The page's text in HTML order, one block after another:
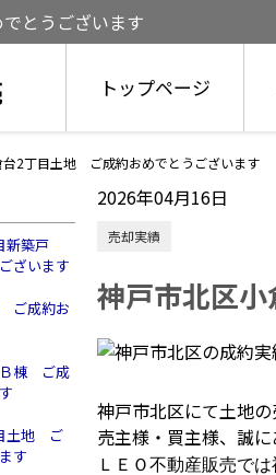
とうございます
トップページ
台2丁目土地 ご成約おめでとうございます
新築戸
ざいます
ご成約お
Ｂ棟 ご成
土地 ご
す
2026年04月16日
売却実績
神戸市北区
神戸市北区にて土地の
売主様・買主様、誠に
ＬＥＯ不動産販売で